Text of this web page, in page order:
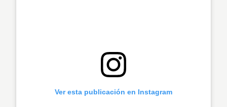
Ver esta publicación en Instagram